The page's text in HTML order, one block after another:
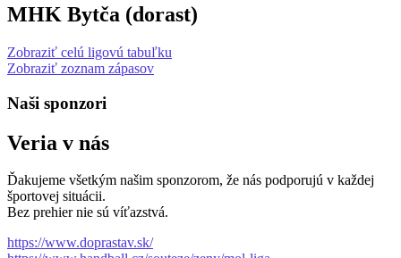
MHK Bytča (dorast)
Zobraziť celú ligovú tabuľku
Zobraziť zoznam zápasov
Naši sponzori
Veria v nás
Ďakujeme všetkým našim sponzorom, že nás podporujú v každej
športovej situácii.
Bez prehier nie sú víťazstvá.
https://www.doprastav.sk/